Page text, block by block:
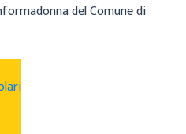
del Comune di